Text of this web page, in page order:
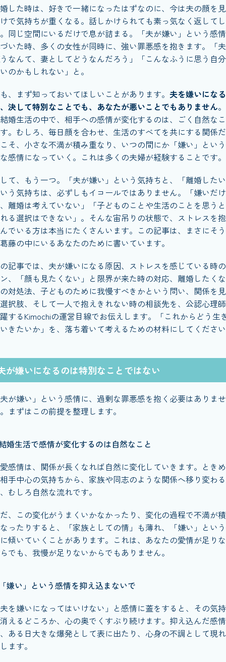
した時は、好きで一緒になったはずなのに、今は夫の顔を
で気持ちが重くなる。話しかけられても素っ気なく返して
同じ空間にいるだけで息が詰まる。「夫が嫌い」という感
いた時、多くの女性が同時に、強い罪悪感を抱きます。「
なんて、妻としてどうなんだろう」「こんなふうに思う自
のかもしれない」と。
、まず知っておいてほしいことがあります。 夫を嫌いにな
決して特別なことでも、あなたが悪いことでもありません
婚生活の中で、相手への感情が変化するのは、ごく自然な
。むしろ、毎日顔を合わせ、生活のすべてを共にする関係
そ、小さな不満が積み重なり、いつの間にか「嫌い」とい
感情になっていく。これは多くの夫婦が経験することです。
て、もう一つ。「夫が嫌い」という気持ちと、「離婚した
う気持ちは、必ずしもイコールではありません。「嫌いだけ
離婚は考えていない」「子どものことや生活のことを思う
る選択はできない」。そんな宙吊りの状態で、ストレスを
でいる方は本当にたくさんいます。この記事は、まさにそ
藤の中にいるあなたのために書いています。
記事では、夫が嫌いになる原因、ストレスを感じている時
、「顔も見たくない」と限界が来た時の対応、離婚したく
対処法、子どものために我慢すべきかという問い、関係を
択肢、そして一人で抱えきれない時の相談先を、公認心理
するKimochiの運営目線でお伝えします。「これからどう生
きたいか」を、落ち着いて考えるための材料にしてくださ
が嫌いになるのは特別なことではない
夫が嫌い」という感情に、過剰な罪悪感を抱く必要はありませ
まずはこの前提を整理します。
婚生活で感情が変化するのは自然なこと
感情は、関係が長くなれば自然に変化していきます。とき
手中心の気持ちから、家族や同志のような関係へ移り変わ
むしろ自然な流れです。
、この変化がうまくいかなかったり、変化の過程で不満が
ったりすると、「家族としての情」も薄れ、「嫌い」とい
傾いていくことがあります。これは、あなたの愛情が足り
でも、我慢が足りないからでもありません。
「嫌い」という感情を抑え込まないで
夫を嫌いになってはいけない」と感情に蓋をすると、その気
えるどころか、心の奥でくすぶり続けます。抑え込んだ感情
ある日大きな爆発として表に出たり、心身の不調として現
ます。